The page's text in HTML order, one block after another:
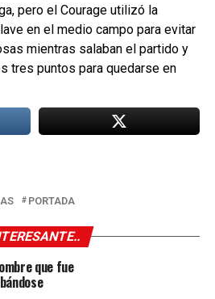
pero el Courage utilizó la
en el medio campo para evitar
mientras salaban el partido y
tres puntos para quedarse en
PORTADA
que fue